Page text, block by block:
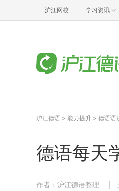
沪江网校 学习资讯
沪江德语 > 能力提升 > 德语语
德语每天
作者：沪江德语整理